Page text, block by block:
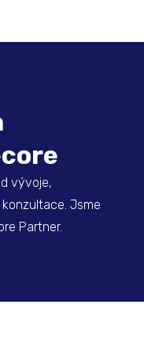
vývoje,
Jsme
Partner.